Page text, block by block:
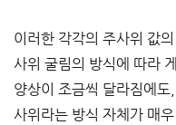
이러한 각각의 주사위 값
사위 굴림의 방식에 따라
양상이 조금씩 달라짐에도
사위라는 방식 자체가 매